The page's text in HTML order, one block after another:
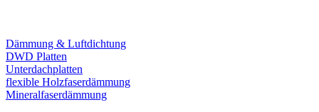
Dämmung & Luftdichtung
DWD Platten
Unterdachplatten
flexible Holzfaserdämmung
Mineralfaserdämmung